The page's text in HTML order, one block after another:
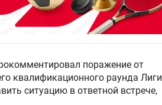
поражение от
квалификационного раунда Лиги
ситуацию в ответной встрече,